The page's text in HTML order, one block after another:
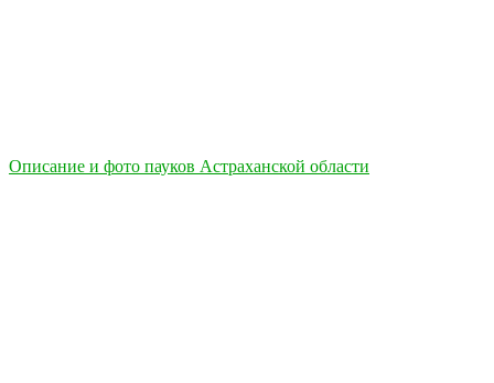
Описание и фото пауков Астраханской области